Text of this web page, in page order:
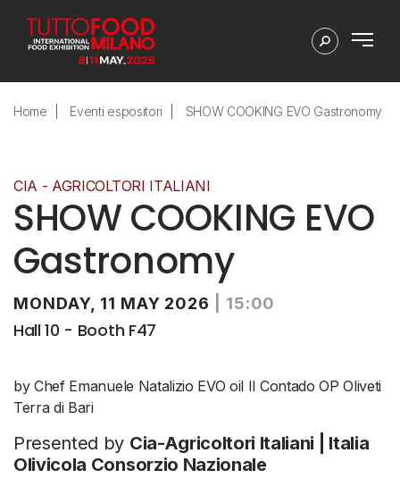
Home Eventi espositori SHOW COOKING EVO Gastronomy
CIA - AGRICOLTORI ITALIANI
SHOW COOKING EVO
Gastronomy
MONDAY, 11 MAY 2026 15:00
Hall 10 - Booth F47
by Chef Emanuele Natalizio EVO oil Il Contado OP Oliveti
Terra di Bari
Presented by Cia-Agricoltori Italiani | Italia
Olivicola Consorzio Nazionale